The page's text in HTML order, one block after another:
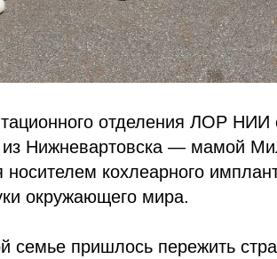
отделения ЛОР НИИ
из Нижневартовска — мамой
носителем кохлеарного
окружающего мира.
семье пришлось пережить